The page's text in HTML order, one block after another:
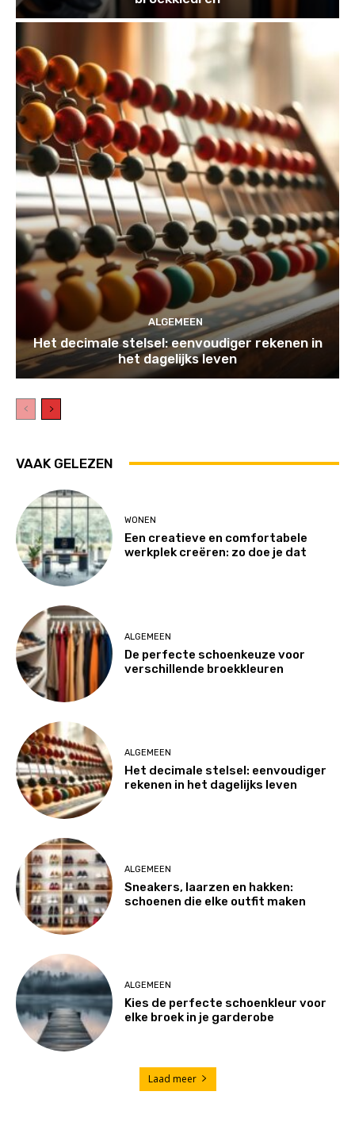
ALGEMEEN
Het decimale stelsel: eenvoudiger rekenen in
het dagelijks leven
VAAK GELEZEN
WONEN
Een creatieve en comfortabele
werkplek creëren: zo doe je dat
ALGEMEEN
De perfecte schoenkeuze voor
verschillende broekkleuren
ALGEMEEN
Het decimale stelsel: eenvoudiger
rekenen in het dagelijks leven
ALGEMEEN
Sneakers, laarzen en hakken:
schoenen die elke outfit maken
ALGEMEEN
Kies de perfecte schoenkleur voor
elke broek in je garderobe
Laad meer